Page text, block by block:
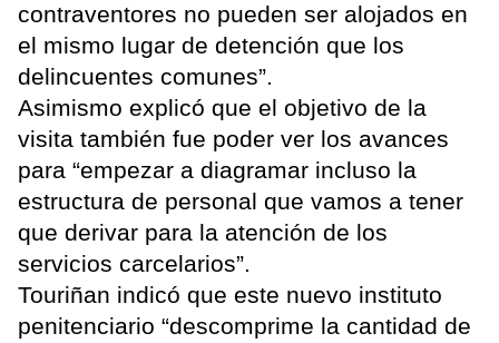
contraventores no pueden ser alojados en
el mismo lugar de detención que los
delincuentes comunes”.
Asimismo explicó que el objetivo de la
visita también fue poder ver los avances
para “empezar a diagramar incluso la
estructura de personal que vamos a tener
que derivar para la atención de los
servicios carcelarios”.
Touriñan indicó que este nuevo instituto
penitenciario “descomprime la cantidad de